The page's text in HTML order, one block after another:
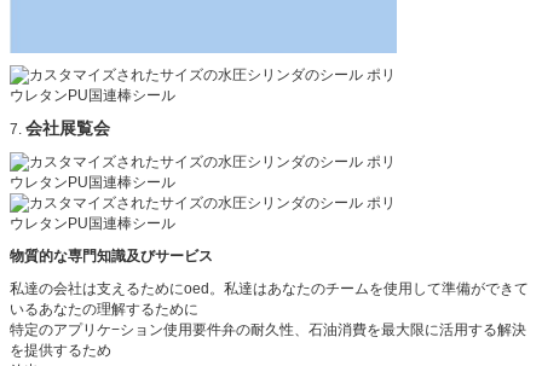
7. 会社展覧会
物質的な専門知識及びサービス
私達の会社は支えるためにoed。私達はあなたのチームを使用して準備ができて
いるあなたの理解するために
特定のアプリケ−ション使用要件弁の耐久性、石油消費を最大限に活用する解決
を提供するため